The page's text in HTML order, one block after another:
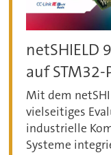
netSHIELD
auf
Mit dem
vielseitiges
industrielle
Systeme